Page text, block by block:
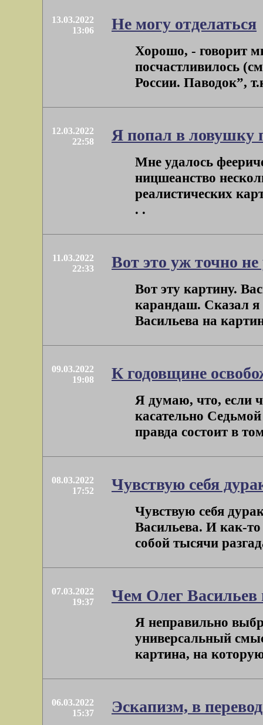
13.03.2022
13:06
Не могу отделаться
Хорошо, - говорит
посчастливилось
России. Паводок”,
12.03.2022
22:58
Я попал в ловушку
Мне удалось
ницшеанство
реалистических
. .
11.03.2022
22:33
Вот это уж точно не
Вот эту картину.
карандаш. Сказал я
Васильева на
09.03.2022
19:08
К годовщине
Я думаю, что, если
касательно
правда состоит в
08.03.2022
17:52
Чувствую себя
Чувствую себя
Васильева. И как-
собой тысячи
07.03.2022
19:37
Чем Олег Васильев
Я неправильно
универсальный
картина, на
06.03.2022
15:37
Эскапизм, в